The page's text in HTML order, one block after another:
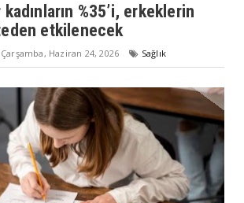
%35’i, erkeklerin
etkilenecek
Haziran 24, 2026 Sağlık